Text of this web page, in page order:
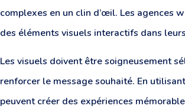
complexes en un clin d’œil. Les agences
des éléments visuels interactifs dans
Les visuels doivent être soigneusement
renforcer le message souhaité. En
peuvent créer des expériences